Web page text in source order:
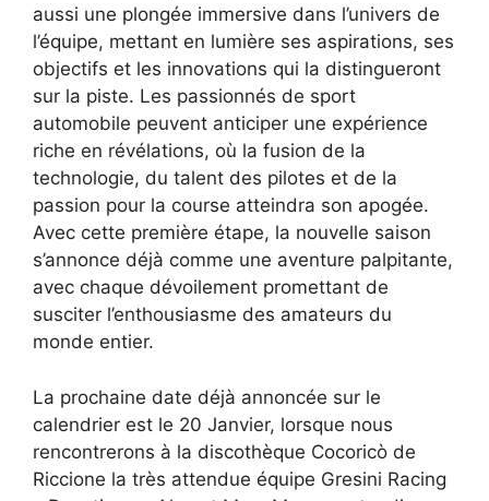
aussi une plongée immersive dans l’univers de
l’équipe, mettant en lumière ses aspirations, ses
objectifs et les innovations qui la distingueront
sur la piste. Les passionnés de sport
automobile peuvent anticiper une expérience
riche en révélations, où la fusion de la
technologie, du talent des pilotes et de la
passion pour la course atteindra son apogée.
Avec cette première étape, la nouvelle saison
s’annonce déjà comme une aventure palpitante,
avec chaque dévoilement promettant de
susciter l’enthousiasme des amateurs du
monde entier.
La prochaine date déjà annoncée sur le
calendrier est le 20 Janvier, lorsque nous
rencontrerons à la discothèque Cocoricò de
Riccione la très attendue équipe Gresini Racing